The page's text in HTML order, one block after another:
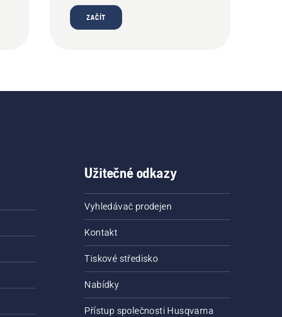
ZAČÍT
Užitečné odkazy
Vyhledávač prodejen
Kontakt
Tiskové středisko
Nabídky
Přístup společnosti Husqvarna